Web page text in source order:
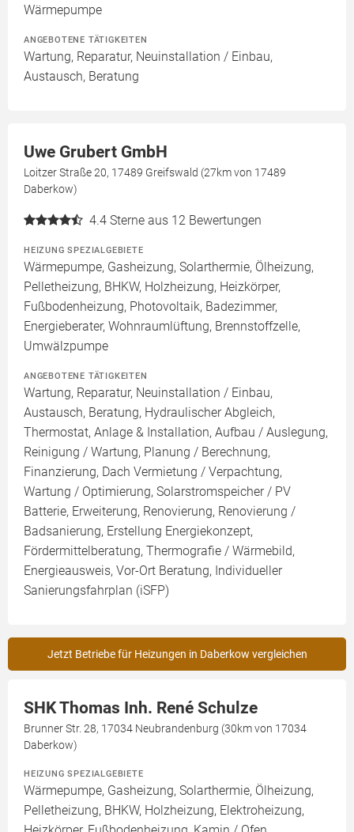
Wärmepumpe
ANGEBOTENE TÄTIGKEITEN
Wartung, Reparatur, Neuinstallation / Einbau,
Austausch, Beratung
Uwe Grubert GmbH
Loitzer Straße 20, 17489 Greifswald (27km von 17489
Daberkow)
4.4 Sterne aus 12 Bewertungen
HEIZUNG SPEZIALGEBIETE
Wärmepumpe, Gasheizung, Solarthermie, Ölheizung,
Pelletheizung, BHKW, Holzheizung, Heizkörper,
Fußbodenheizung, Photovoltaik, Badezimmer,
Energieberater, Wohnraumlüftung, Brennstoffzelle,
Umwälzpumpe
ANGEBOTENE TÄTIGKEITEN
Wartung, Reparatur, Neuinstallation / Einbau,
Austausch, Beratung, Hydraulischer Abgleich,
Thermostat, Anlage & Installation, Aufbau / Auslegung,
Reinigung / Wartung, Planung / Berechnung,
Finanzierung, Dach Vermietung / Verpachtung,
Wartung / Optimierung, Solarstromspeicher / PV
Batterie, Erweiterung, Renovierung, Renovierung /
Badsanierung, Erstellung Energiekonzept,
Fördermittelberatung, Thermografie / Wärmebild,
Energieausweis, Vor-Ort Beratung, Individueller
Sanierungsfahrplan (iSFP)
Jetzt Betriebe für Heizungen in Daberkow vergleichen
SHK Thomas Inh. René Schulze
Brunner Str. 28, 17034 Neubrandenburg (30km von 17034
Daberkow)
HEIZUNG SPEZIALGEBIETE
Wärmepumpe, Gasheizung, Solarthermie, Ölheizung,
Pelletheizung, BHKW, Holzheizung, Elektroheizung,